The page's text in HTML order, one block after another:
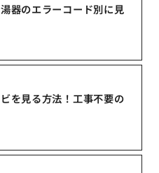
器のエラーコード別に見
を見る方法！工事不要の